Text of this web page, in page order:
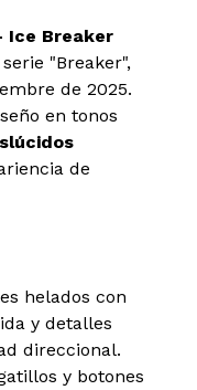
Ice Breaker
"Breaker",
de 2025.
en tonos
de
helados con
y detalles
direccional.
y botones